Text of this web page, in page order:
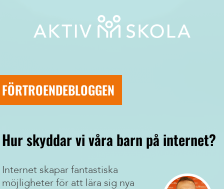
FÖRTROENDEBLOGGEN
Hur skyddar vi våra barn på internet?
Internet skapar fantastiska
möjligheter för att lära sig nya